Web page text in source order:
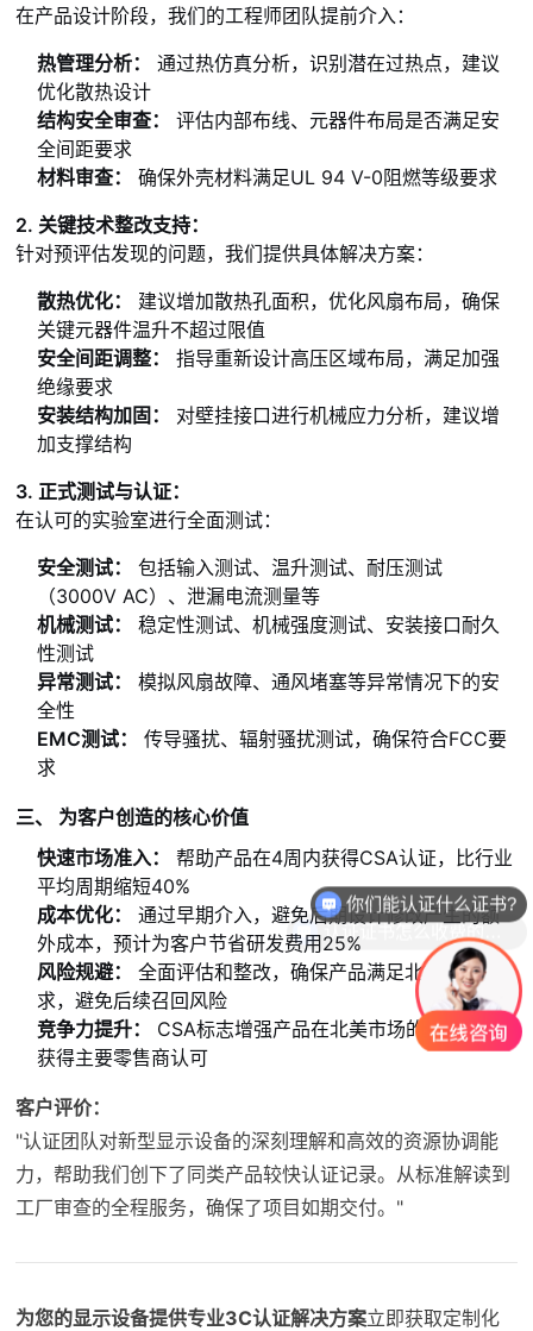
在产品设计阶段，我们的工程师团队提前介入：
热管理分析：
通过热仿真分析，识别潜在过热点，建议
优化散热设计
结构安全审查：
评估内部布线、元器件布局是否满足安
全间距要求
材料审查：
确保外壳材料满足UL 94 V-0阻燃等级要求
2. 关键技术整改支持：
针对预评估发现的问题，我们提供具体解决方案：
散热优化：
建议增加散热孔面积，优化风扇布局，确保
关键元器件温升不超过限值
安全间距调整：
指导重新设计高压区域布局，满足加强
绝缘要求
安装结构加固：
对壁挂接口进行机械应力分析，建议增
加支撑结构
3. 正式测试与认证：
在认可的实验室进行全面测试：
安全测试：
包括输入测试、温升测试、耐压测试
（3000V AC）、泄漏电流测量等
机械测试：
稳定性测试、机械强度测试、安装接口耐久
性测试
异常测试：
模拟风扇故障、通风堵塞等异常情况下的安
全性
EMC测试：
传导骚扰、辐射骚扰测试，确保符合FCC要
求
三、 为客户创造的核心价值
快速市场准入：
帮助产品在4周内获得CSA认证，比行业
平均周期缩短40%
成本优化：
通过早期介入，避免后期设计修改产生的额
外成本，预计为客户节省研发费用25%
风险规避：
全面评估和整改，确保产品满足北美安全要
求，避免后续召回风险
竞争力提升：
CSA标志增强产品在北美市场的竞争力，
获得主要零售商认可
客户评价：
"认证团队对新型显示设备的深刻理解和高效的资源协调能
力，帮助我们创下了同类产品较快认证记录。从标准解读到
工厂审查的全程服务，确保了项目如期交付。"
为您的显示设备提供专业3C认证解决方案立即获取定制化
你们能认证什么证书?
认证证书怎么收费的呢？